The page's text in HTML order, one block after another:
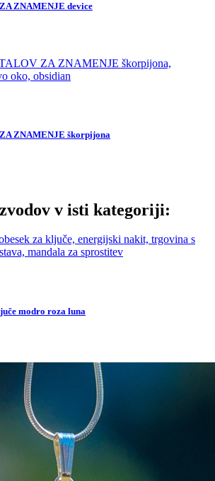
ZNAMENJE device
ZNAMENJE škorpijona
v isti kategoriji:
modro roza luna